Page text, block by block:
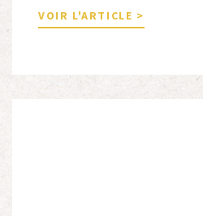
Cordeboeuf, Christophe
Nouvelles Sources Éditions,
autres […]
VOIR L'ARTICLE >